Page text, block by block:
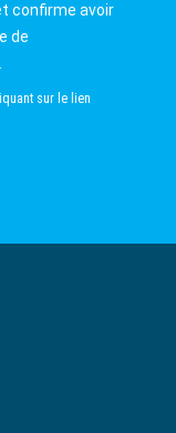
confirme avoir
de
sur le lien